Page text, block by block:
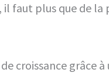
faut plus que de la
croissance grâce